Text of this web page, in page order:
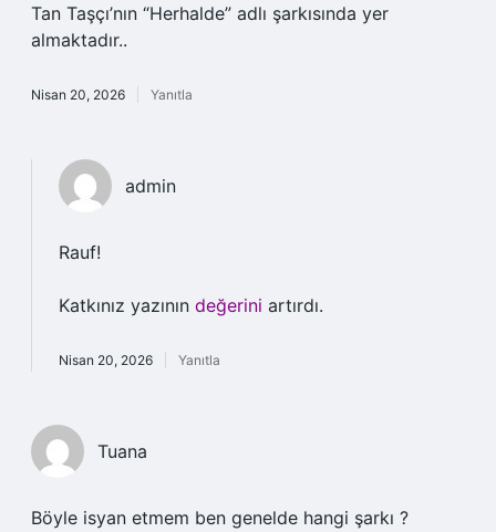
Tan Taşçı’nın “Herhalde” adlı şarkısında yer
almaktadır..
Nisan 20, 2026 Yanıtla
admin
Rauf!
Katkınız yazının değerini artırdı.
Nisan 20, 2026 Yanıtla
Tuana
Böyle isyan etmem ben genelde hangi şarkı ?